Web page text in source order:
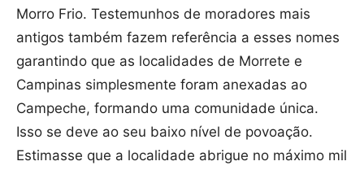
Morro Frio. Testemunhos de moradores mais
antigos também fazem referência a esses nomes
garantindo que as localidades de Morrete e
Campinas simplesmente foram anexadas ao
Campeche, formando uma comunidade única.
Isso se deve ao seu baixo nível de povoação.
Estimasse que a localidade abrigue no máximo mil